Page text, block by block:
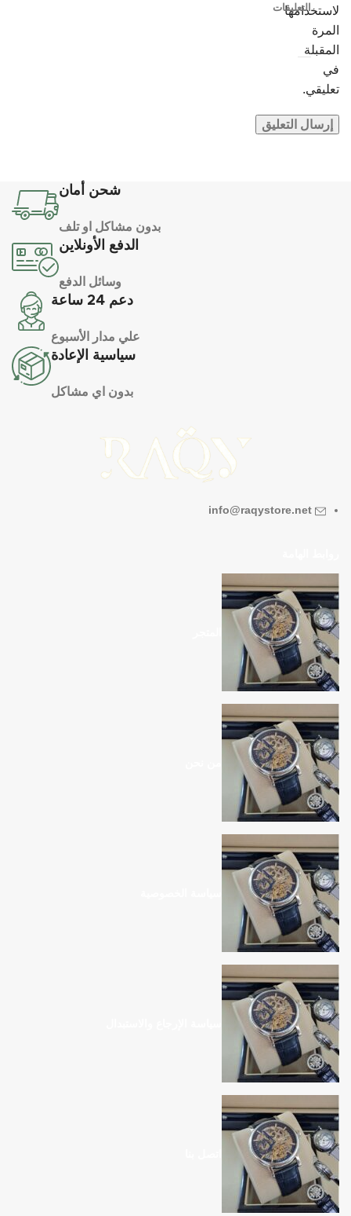
لاستخدامها
المرة
المقبلة
في
تعليقي.
التعليقات
شحن أمان
بدون مشاكل او تلف
الدفع الأونلاين
وسائل الدفع
دعم 24 ساعة
علي مدار الأسبوع
سياسية الإعادة
بدون اي مشاكل
info@raqystore.net